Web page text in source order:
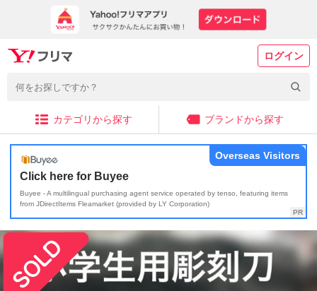
ログイン
カテゴリから探す ブランドから探す
Click here for Buyee
Buyee - A multilingual purchasing agent service operated by tenso, featuring items
from JDirectItems Fleamarket (provided by LY Corporation)
Overseas Visitors